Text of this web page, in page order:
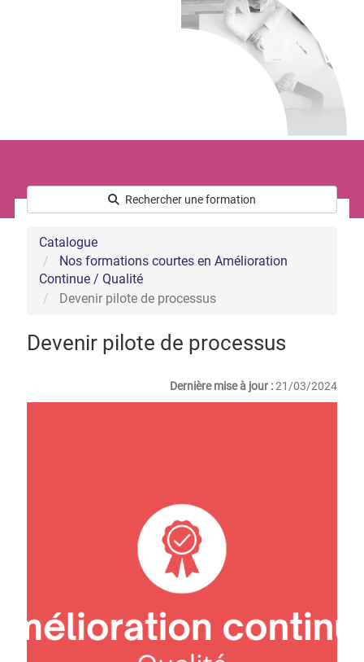
Rechercher une formation
Catalogue
Nos formations courtes en Amélioration
Continue / Qualité
Devenir pilote de processus
Devenir pilote de processus
Dernière mise à jour :21/03/2024
Le développement commercial